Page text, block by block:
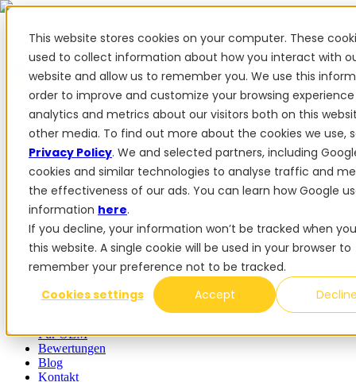
This website stores cookies on your computer. These
used to collect information about how you interact with
website and allow us to remember you. We use this
order to improve and customize your browsing
analytics and metrics about our visitors both on this
other media. To find out more about the cookies we use,
Privacy Policy. We and selected partners, including
cookies and similar technologies to analyse traffic and
the effectiveness of our ads. You can learn how Google
information here.
If you decline, your information won’t be tracked when
this website. A single cookie will be used in your browser to
remember your preference not to be tracked.
Cookies settings
Accept
✨ Wir haben mehr als 50 ukrainische Mitarbeiter. Wenn Sie
FieldBee-Produkte kaufen, unterstützen Sie die Ukraine.
Produkte
Produkte
PowerSteer™PowerSteer ReadyPowerGuideISOBUS
Add-ons
Navigations-AppRTK BasisstationTablet-KitImplement
Section Display
Control Switch PanelPowerWheel-Kit1-
jährige Premium-Garantie
Für OEM
Bewertungen
Blog
Kontakt